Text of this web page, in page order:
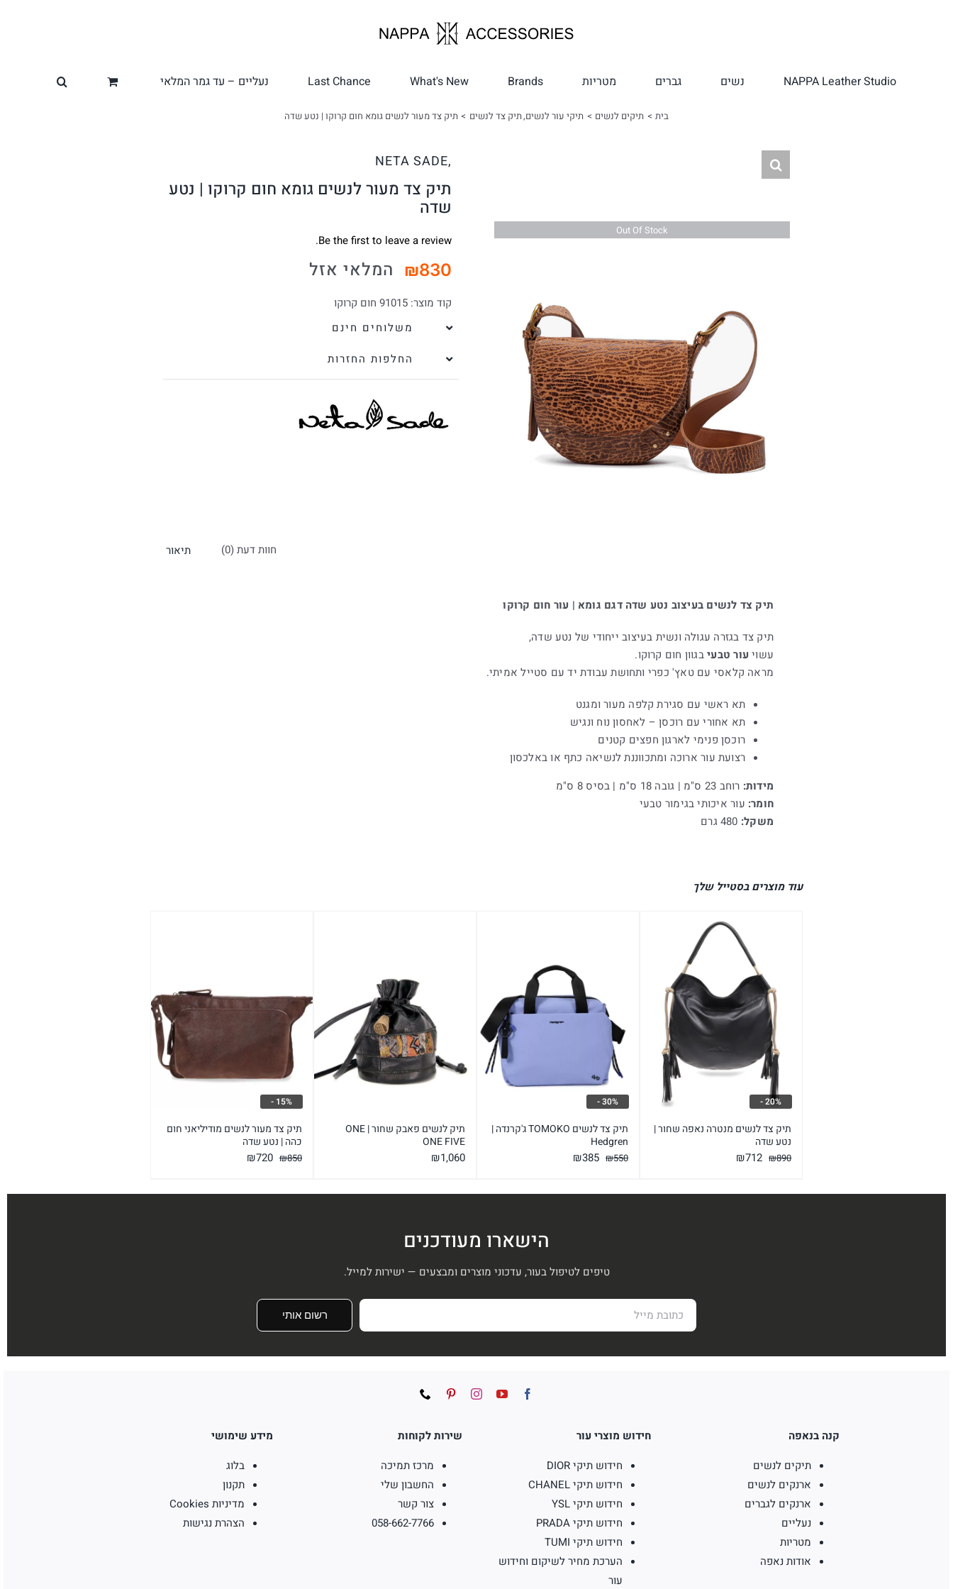
NAPPA Leather Studio נשים גברים מטריות Brands
What's New
Last Chance נעליים – עד גמר המלאי
בית תיקים לנשים תיקי עור לנשים תיק צד לנשים תיק צד מעור לנשים גומא חום קרוקו | נטע שדה
Out Of Stock
,
NETA SADE
תיק צד מעור לנשים גומא חום קרוקו | נטע
שדה
Be the first to leave a review.
₪830 המלאי אזל
קוד מוצר:91015 חום קרוקו
משלוחים חינם
החלפות החזרות
תיאור חוות דעת (0)
תיק צד לנשים בעיצוב נטע שדה דגם גומא | עור חום קרוקו
תיק צד בגזרה עגולה ונשית בעיצוב ייחודי של נטע שדה,
עשוי עור טבעיבגוון חום קרוקו.
מראה קלאסי עם טאץ' כפרי ותחושת עבודת יד עם סטייל אמיתי.
תא ראשי עם סגירת קלפה מעור ומגנט
תא אחורי עם רוכסן – לאחסון נוח ונגיש
רוכסן פנימי לארגון חפצים קטנים
רצועת עור ארוכה ומתכווננת לנשיאה כתף או באלכסון
מידות: רוחב 23 ס"מ | גובה 18 ס"מ | בסיס 8 ס"מ
חומר: עור איכותי בגימור טבעי
משקל:
עוד מוצרים בסטייל שלך
תיק צד לנשים מנטרה נאפה שחור |
נטע שדה
₪890
המחיר
היה:
₪712 המחיר
הוא:
20% -
תיק צד לנשים TOMOKO ג'קרנדה |
Hedgren
₪550
המחיר
היה:
₪385 המחיר
הוא:
30% -
תיק לנשים פאבק שחור | ONE
ONE FIVE
₪1,060
תיק צד מעור לנשים מודיליאני חום
כהה | נטע שדה
₪850
המחיר
היה:
₪720
הוא:
15% -
הישארו מעודכנים
טיפים לטיפול בעור, עדכוני מוצרים ומבצעים — ישירות למייל.
רשום אותי
קנה בנאפה
תיקים לנשים
ארנקים לנשים
ארנקים לגברים
נעליים
מטריות
אודות נאפה
חידוש מוצרי עור
חידוש תיקי DIOR
חידוש תיקי CHANEL
חידוש תיקי YSL
חידוש תיקי PRADA
חידוש תיקי TUMI
הערכת מחיר לשיקום וחידוש
עור
שירות לקוחות
מרכז תמיכה
החשבון שלי
צור קשר
058-662-7766
מידע שימושי
בלוג
תקנון
מדיניות Cookies
הצהרת נגישות